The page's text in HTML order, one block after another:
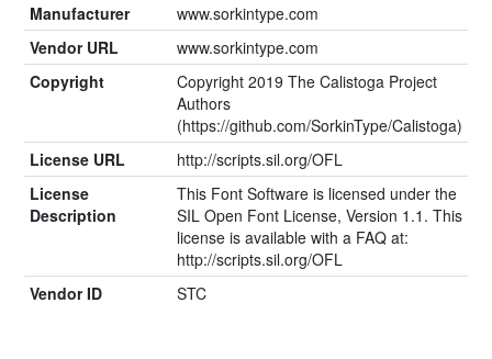
Manufacturer
www.sorkintype.com
Vendor URL
www.sorkintype.com
Copyright
Copyright 2019 The Calistoga Project
Authors
(https://github.com/SorkinType/Calistoga)
License URL
http://scripts.sil.org/OFL
License
Description
This Font Software is licensed under the
SIL Open Font License, Version 1.1. This
license is available with a FAQ at:
http://scripts.sil.org/OFL
Vendor ID
STC